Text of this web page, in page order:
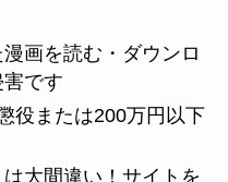
画を読む・ダウンロ
です
役または200万円以下
は大間違い！サイトを